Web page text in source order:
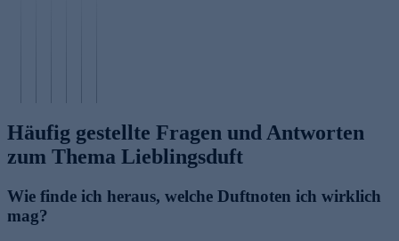
Häufig gestellte Fragen und Antworten
zum Thema Lieblingsduft
Wie finde ich heraus, welche Duftnoten ich wirklich
mag?